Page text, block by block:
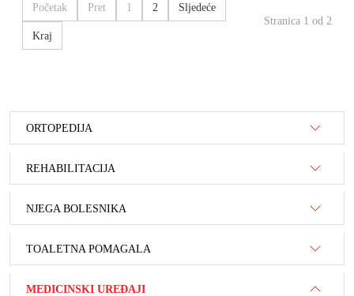
Početak Pret 1 2 Sljedeće
Kraj
Stranica 1 od 2
ORTOPEDIJA
REHABILITACIJA
NJEGA BOLESNIKA
TOALETNA POMAGALA
MEDICINSKI UREĐAJI